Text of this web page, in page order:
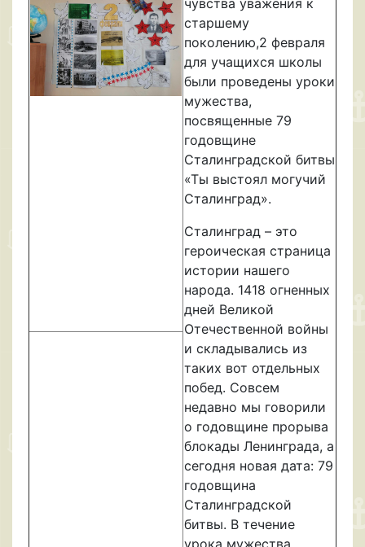
старшему
поколению,2 февраля
для учащихся школы
были проведены уроки
мужества,
посвященные 79
годовщине
Сталинградской битвы
«Ты выстоял могучий
Сталинград».
Сталинград – это
героическая страница
истории нашего
народа. 1418 огненных
дней Великой
Отечественной войны
и складывались из
таких вот отдельных
побед. Совсем
недавно мы говорили
о годовщине прорыва
блокады Ленинграда, а
сегодня новая дата: 79
годовщина
Сталинградской
битвы. В течение
урока мужества